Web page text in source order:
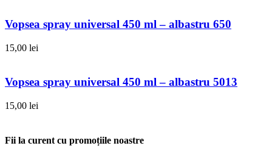
Vopsea spray universal 450 ml – albastru 650
15,00 lei
Vopsea spray universal 450 ml – albastru 5013
15,00 lei
Fii la curent cu promoțiile noastre